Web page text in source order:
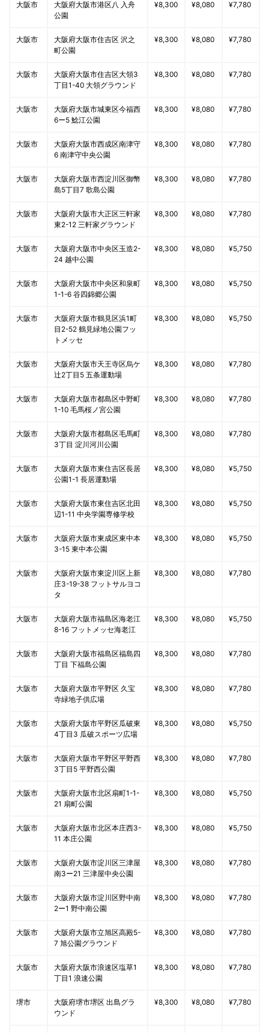
大阪市
大阪府大阪市港区八 入舟
公園
¥8,300 ¥8,080 ¥7,780
大阪市
大阪府大阪市住吉区 沢之
町公園
¥8,300 ¥8,080 ¥7,780
大阪市
大阪府大阪市住吉区大領3
丁目1-40 大領グラウンド
¥8,300 ¥8,080 ¥7,780
大阪市
大阪府大阪市城東区今福西
6ー5 鯰江公園
¥8,300 ¥8,080 ¥7,780
大阪市
大阪府大阪市西成区南津守
6 南津守中央公園
¥8,300 ¥8,080 ¥7,780
大阪市
大阪府大阪市西淀川区御幣
島5丁目7 歌島公園
¥8,300 ¥8,080 ¥7,780
大阪市
大阪府大阪市大正区三軒家
東2-12 三軒家グラウンド
¥8,300 ¥8,080 ¥7,780
大阪市
大阪府大阪市中央区玉造2-
24 越中公園
¥8,300 ¥8,080 ¥5,750
大阪市
大阪府大阪市中央区和泉町
1-1-6 谷四錦郷公園
¥8,300 ¥8,080 ¥5,750
大阪市
大阪府大阪市鶴見区浜1町
目2-52 鶴見緑地公園フッ
トメッセ
¥8,300 ¥8,080 ¥5,750
大阪市
大阪府大阪市天王寺区烏ケ
辻2丁目5 五条運動場
¥8,300 ¥8,080 ¥7,780
大阪市
大阪府大阪市都島区中野町
1-10 毛馬桜ノ宮公園
¥8,300 ¥8,080 ¥7,780
大阪市
大阪府大阪市都島区毛馬町
3丁目 淀川河川公園
¥8,300 ¥8,080 ¥7,780
大阪市
大阪府大阪市東住吉区長居
公園1-1 長居運動場
¥8,300 ¥8,080 ¥5,750
大阪市
大阪府大阪市東住吉区北田
辺1-11 中央学園専修学校
¥8,300 ¥8,080 ¥5,750
大阪市
大阪府大阪市東成区東中本
3-15 東中本公園
¥8,300 ¥8,080 ¥5,750
大阪市
大阪府大阪市東淀川区上新
庄3-19-38 フットサルヨコ
タ
¥8,300 ¥8,080 ¥7,780
大阪市
大阪府大阪市福島区海老江
8-16 フットメッセ海老江
¥8,300 ¥8,080 ¥5,750
大阪市
大阪府大阪市福島区福島四
丁目 下福島公園
¥8,300 ¥8,080 ¥7,780
大阪市
大阪府大阪市平野区 久宝
寺緑地子供広場
¥8,300 ¥8,080 ¥7,780
大阪市
大阪府大阪市平野区瓜破東
4丁目3 瓜破スポーツ広場
¥8,300 ¥8,080 ¥5,750
大阪市
大阪府大阪市平野区平野西
3丁目5 平野西公園
¥8,300 ¥8,080 ¥7,780
大阪市
大阪府大阪市北区扇町1-1-
21 扇町公園
¥8,300 ¥8,080 ¥5,750
大阪市
大阪府大阪市北区本庄西3-
11 本庄公園
¥8,300 ¥8,080 ¥5,750
大阪市
大阪府大阪市淀川区三津屋
南3ー21 三津屋中央公園
¥8,300 ¥8,080 ¥7,780
大阪市
大阪府大阪市淀川区野中南
2ー1 野中南公園
¥8,300 ¥8,080 ¥7,780
大阪市
大阪府大阪市立旭区高殿5-
7 旭公園グラウンド
¥8,300 ¥8,080 ¥7,780
大阪市
大阪府大阪市浪速区塩草1
丁目1 浪速公園
¥8,300 ¥8,080 ¥7,780
堺市
大阪府堺市堺区 出島グラ
ウンド
¥8,300 ¥8,080 ¥7,780